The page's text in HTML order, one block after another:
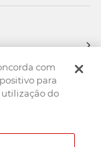
com
para
utilização do